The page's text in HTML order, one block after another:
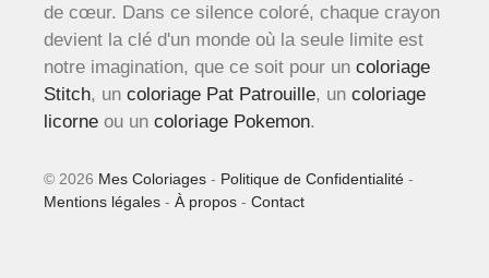
de cœur. Dans ce silence coloré, chaque crayon
devient la clé d'un monde où la seule limite est
notre imagination, que ce soit pour un coloriage
Stitch, un coloriage Pat Patrouille, un coloriage
licorne ou un coloriage Pokemon.
© 2026 Mes Coloriages - Politique de Confidentialité -
Mentions légales - À propos - Contact